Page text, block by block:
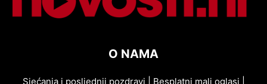
O NAMA
Sjećanja i posljednji pozdravi Besplatni mali oglasi